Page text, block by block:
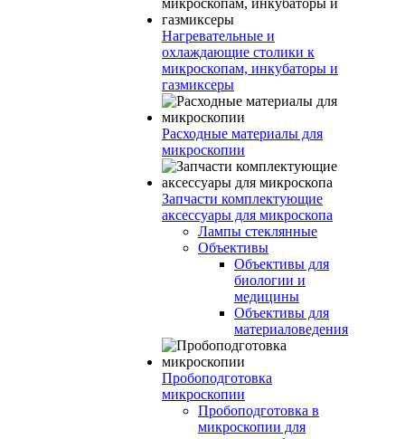
Нагревательные и
охлаждающие столики к
микроскопам, инкубаторы и
газмиксеры
Расходные материалы для
микроскопии
Запчасти комплектующие
аксессуары для микроскопа
Лампы стеклянные
Объективы
Объективы для
биологии и
медицины
Объективы для
материаловедения
Пробоподготовка
микроскопии
Пробоподготовка в
микроскопии для